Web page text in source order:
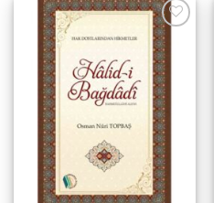
Add to
wishlist